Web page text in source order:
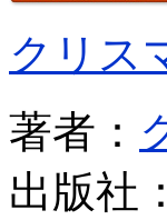
クリス
著者：
出版社：